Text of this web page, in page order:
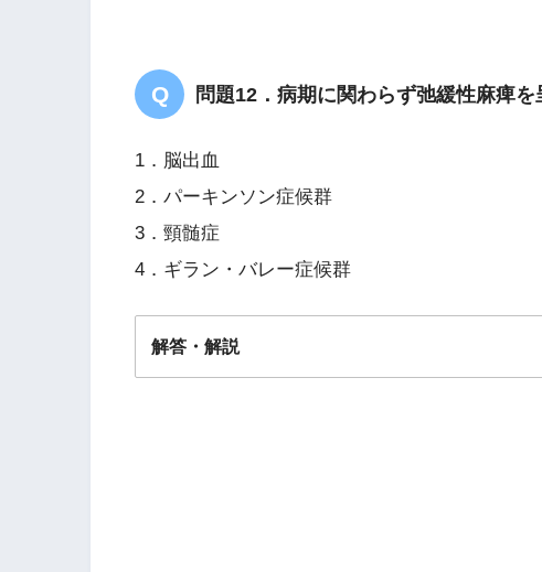
問題12．病期に関わらず弛緩性麻痺を
1．脳出血
2．パーキンソン症候群
3．頸髄症
4．ギラン・バレー症候群
解答・解説